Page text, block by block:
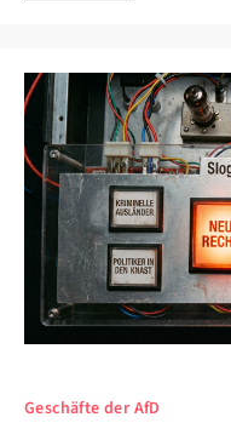
Geschäfte der AfD